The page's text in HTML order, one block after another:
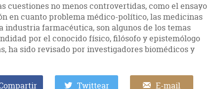
cuestiones no menos controvertidas, como el ensayo
en cuanto problema médico-político, las medicinas
industria farmacéutica, son algunos de los temas
por el conocido físico, filósofo y epistemólogo
ha sido revisado por investigadores biomédicos y
Twittear E-mail